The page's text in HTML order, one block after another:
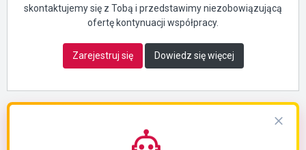
skontaktujemy się z Tobą i przedstawimy niezobowiązującą
ofertę kontynuacji współpracy.
Zarejestruj się Dowiedz się więcej